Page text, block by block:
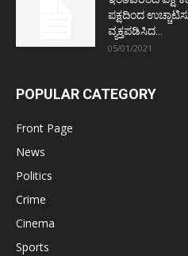
ಪಕ್ಷದಿಂದ
ವ್ಯಕ್ತಪಡಿಸಿದ...
05/01/2021
POPULAR CATEGORY
Front Page
News
Politics
Crime
Cinema
Sports